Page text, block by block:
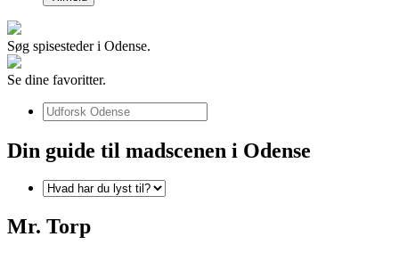
Søg spisesteder i Odense.
Se dine favoritter.
Din guide til madscenen i Odense
Mr. Torp